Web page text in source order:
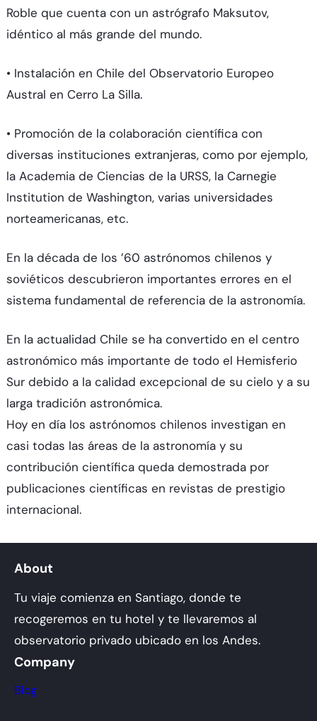
Roble que cuenta con un astrógrafo Maksutov,
idéntico al más grande del mundo.
• Instalación en Chile del Observatorio Europeo
Austral en Cerro La Silla.
• Promoción de la colaboración científica con
diversas instituciones extranjeras, como por ejemplo,
la Academia de Ciencias de la URSS, la Carnegie
Institution de Washington, varias universidades
norteamericanas, etc.
En la década de los ’60 astrónomos chilenos y
soviéticos descubrieron importantes errores en el
sistema fundamental de referencia de la astronomía.
En la actualidad Chile se ha convertido en el centro
astronómico más importante de todo el Hemisferio
Sur debido a la calidad excepcional de su cielo y a su
larga tradición astronómica.
Hoy en día los astrónomos chilenos investigan en
casi todas las áreas de la astronomía y su
contribución científica queda demostrada por
publicaciones científicas en revistas de prestigio
internacional.
About
Tu viaje comienza en Santiago, donde te
recogeremos en tu hotel y te llevaremos al
observatorio privado ubicado en los Andes.
Company
Blog